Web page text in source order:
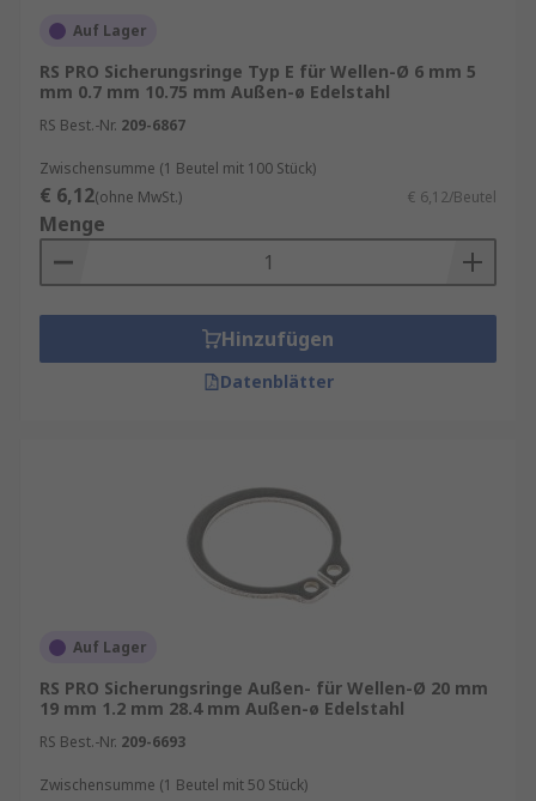
Auf Lager
RS PRO Sicherungsringe Typ E für Wellen-Ø 6 mm 5
mm 0.7 mm 10.75 mm Außen-ø Edelstahl
RS Best.-Nr. 209-6867
Zwischensumme (1 Beutel mit 100 Stück)
€ 6,12(ohne MwSt.) € 6,12/Beutel
Menge
Hinzufügen
Datenblätter
Auf Lager
RS PRO Sicherungsringe Außen- für Wellen-Ø 20 mm
19 mm 1.2 mm 28.4 mm Außen-ø Edelstahl
RS Best.-Nr. 209-6693
Zwischensumme (1 Beutel mit 50 Stück)